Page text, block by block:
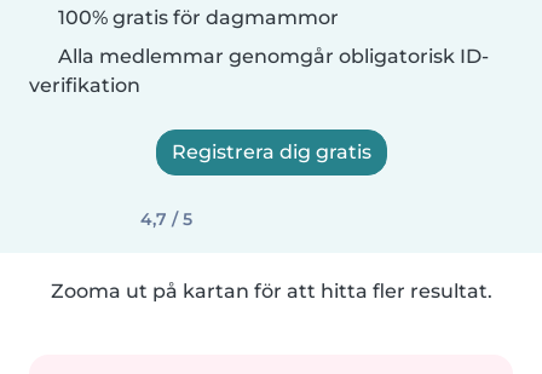
100% gratis för dagmammor
Alla medlemmar genomgår obligatorisk ID-
verifikation
Registrera dig gratis
4,7 / 5
Zooma ut på kartan för att hitta fler resultat.